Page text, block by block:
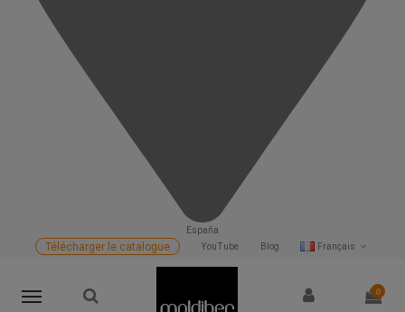
España
Français
Blog
YouTube
Télécharger le catalogue
0